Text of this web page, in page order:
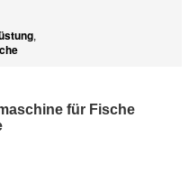
,
für Fische